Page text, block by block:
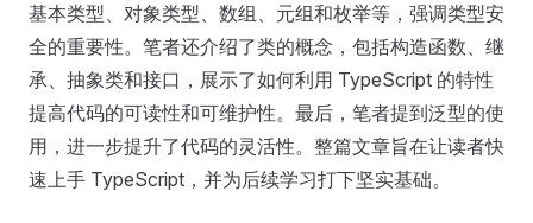
基本类型、对象类型、数组、元组和枚举等，强调类型安
全的重要性。笔者还介绍了类的概念，包括构造函数、继
承、抽象类和接口，展示了如何利用 TypeScript 的特性
提高代码的可读性和可维护性。最后，笔者提到泛型的使
用，进一步提升了代码的灵活性。整篇文章旨在让读者快
速上手 TypeScript，并为后续学习打下坚实基础。